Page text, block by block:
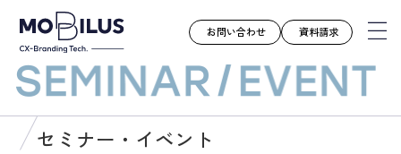
モビルスとは
お問い合わせ 資料請求
セミナー・イベント